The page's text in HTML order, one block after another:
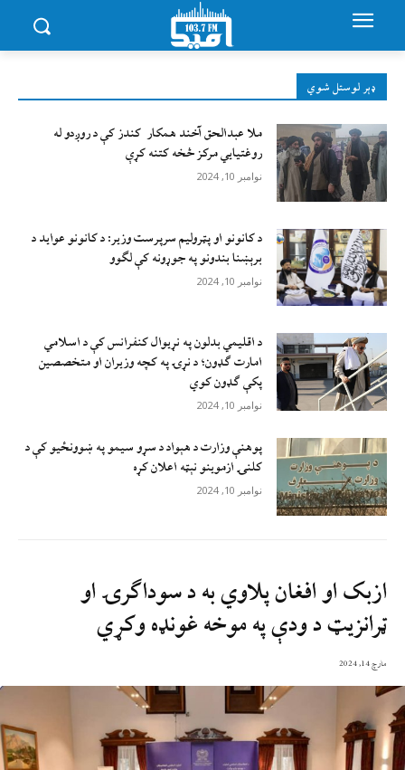
ډېر لوستل شوي
ملا عبدالحق آخند همکار کندز کې د روږدو له
روغتیایي مرکز څخه کتنه کړې
نوامبر 10, 2024
د کانونو او پټرولیم سرپرست وزیر: د کانونو عواید د
برېښنا بندونو په جوړونه کې لګوو
نوامبر 10, 2024
د اقليمي بدلون په نړيوال کنفرانس کې د اسلامي
امارت ګډون؛ د نړۍ په کچه وزيران او متخصصين
پکې ګډون کوي
نوامبر 10, 2024
پوهنې وزارت د هېواد د سړو سيمو په ښوونځيو کې د
کلنۍ ازموينو نېټه اعلان کړه
نوامبر 10, 2024
ازبک او افغان پلاوي به د سوداګرۍ او
ټرانزیټ د ودې په موخه غونډه وکړي
مارچ 14, 2024